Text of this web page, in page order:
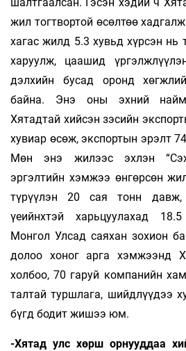
жил тогтвортой өсөлтөө
хагас жилд 5.3 хувьд хүрсэн нь
харуулж, цаашид
дэлхийн бусад оронд
байна. Энэ оны эхний
Хятадтай хийсэн зэсийн
хувиар өсөж, экспортын эрэлт
Мөн энэ жилээс эхлэн
эргэлтийн хэмжээ өнгөрсөн
түрүүлэн 20 сая тонн
үеийнхтэй харьцуулахад
Монгол Улсад саяхан зохион
долоо хоног арга хэмжээнд
холбоо, 70 гаруй компанийн
талтай туршлага, шийдлүүдээ
бүгд бодит жишээ юм.
-Хятад улс хөрш орнууддаа